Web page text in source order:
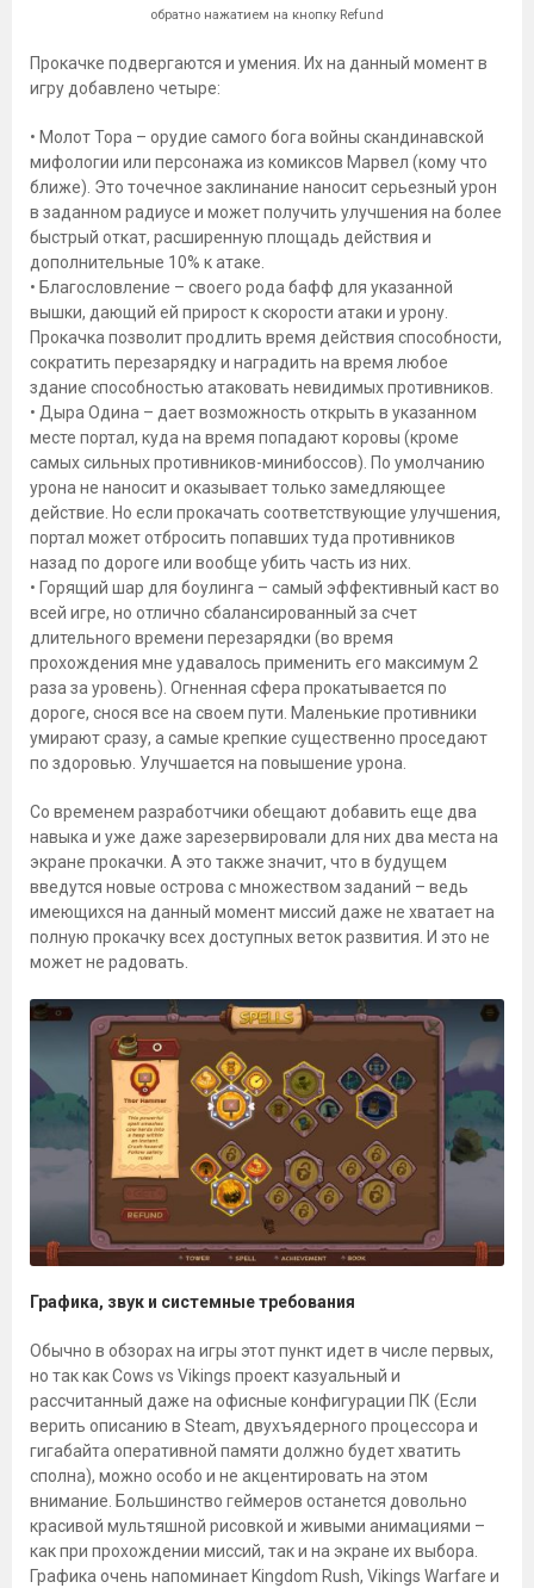
обратно нажатием на кнопку Refund
Прокачке подвергаются и умения. Их на данный момент в
игру добавлено четыре:
• Молот Тора – орудие самого бога войны скандинавской
мифологии или персонажа из комиксов Марвел (кому что
ближе). Это точечное заклинание наносит серьезный урон
в заданном радиусе и может получить улучшения на более
быстрый откат, расширенную площадь действия и
дополнительные 10% к атаке.
• Благословление – своего рода бафф для указанной
вышки, дающий ей прирост к скорости атаки и урону.
Прокачка позволит продлить время действия способности,
сократить перезарядку и наградить на время любое
здание способностью атаковать невидимых противников.
• Дыра Одина – дает возможность открыть в указанном
месте портал, куда на время попадают коровы (кроме
самых сильных противников-минибоссов). По умолчанию
урона не наносит и оказывает только замедляющее
действие. Но если прокачать соответствующие улучшения,
портал может отбросить попавших туда противников
назад по дороге или вообще убить часть из них.
• Горящий шар для боулинга – самый эффективный каст во
всей игре, но отлично сбалансированный за счет
длительного времени перезарядки (во время
прохождения мне удавалось применить его максимум 2
раза за уровень). Огненная сфера прокатывается по
дороге, снося все на своем пути. Маленькие противники
умирают сразу, а самые крепкие существенно проседают
по здоровью. Улучшается на повышение урона.
Со временем разработчики обещают добавить еще два
навыка и уже даже зарезервировали для них два места на
экране прокачки. А это также значит, что в будущем
введутся новые острова с множеством заданий – ведь
имеющихся на данный момент миссий даже не хватает на
полную прокачку всех доступных веток развития. И это не
может не радовать.
Графика, звук и системные требования
Обычно в обзорах на игры этот пункт идет в числе первых,
но так как Cows vs Vikings проект казуальный и
рассчитанный даже на офисные конфигурации ПК (Если
верить описанию в Steam, двухъядерного процессора и
гигабайта оперативной памяти должно будет хватить
сполна), можно особо и не акцентировать на этом
внимание. Большинство геймеров останется довольно
красивой мультяшной рисовкой и живыми анимациями –
как при прохождении миссий, так и на экране их выбора.
Графика очень напоминает Kingdom Rush, Vikings Warfare и